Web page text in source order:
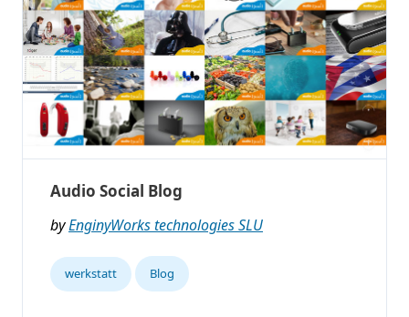
Audio Social Blog
byEnginyWorks technologies SLU
werkstatt Blog